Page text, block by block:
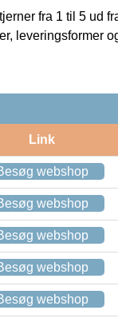
fra 1 til 5 ud
leveringsformer
Link
webshop
webshop
webshop
webshop
webshop